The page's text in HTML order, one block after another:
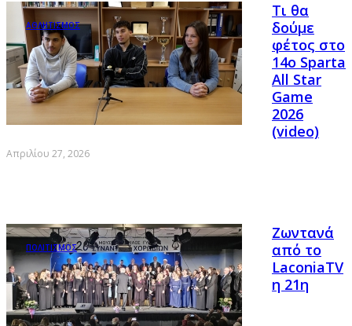
ΑΘΛΗΤΙΣΜΟΣ
Τι θα
δούμε
φέτος στο
14ο Sparta
All Star
Game
2026
(video)
Απριλίου 27, 2026
ΠΟΛΙΤΙΣΜΟΣ
Ζωντανά
από το
LaconiaTV
η 21η